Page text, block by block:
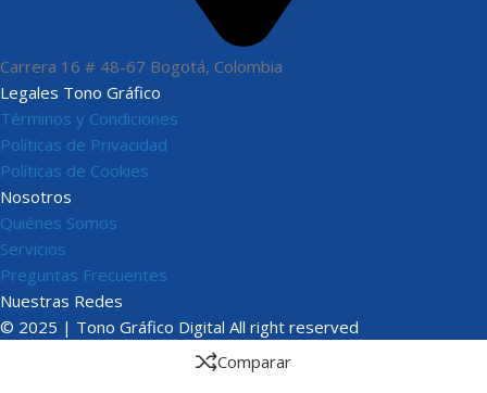
Carrera 16 # 48-67 Bogotá, Colombia
Legales Tono Gráfico
Términos y Condiciones
Políticas de Privacidad
Políticas de Cookies
Nosotros
Quiénes Somos
Servicios
Preguntas Frecuentes
Nuestras Redes
© 2025 | Tono Gráfico Digital All right reserved
Comparar